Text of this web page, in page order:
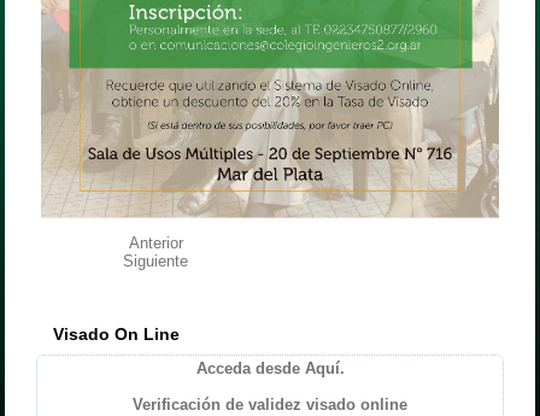
Anterior
Siguiente
Visado On Line
Acceda desde Aquí.
Verificación de validez visado online